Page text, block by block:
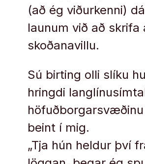
(að ég viðurkenni)
launum við að
skoðanavillu.
Sú birting olli slíku
hringdi
beint í mig.
„Tja hún heldur því